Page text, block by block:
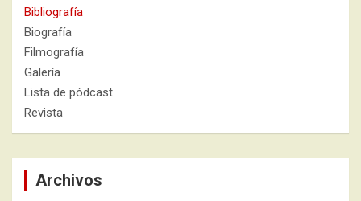
Bibliografía
Biografía
Filmografía
Galería
Lista de pódcast
Revista
Archivos